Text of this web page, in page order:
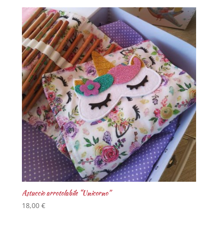
Astuccio arrotolabile “Unicorno”
18,00 €